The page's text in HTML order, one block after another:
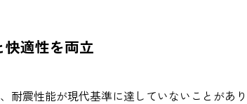
適性を両立
耐震性能が現代基準に達していないことがあ